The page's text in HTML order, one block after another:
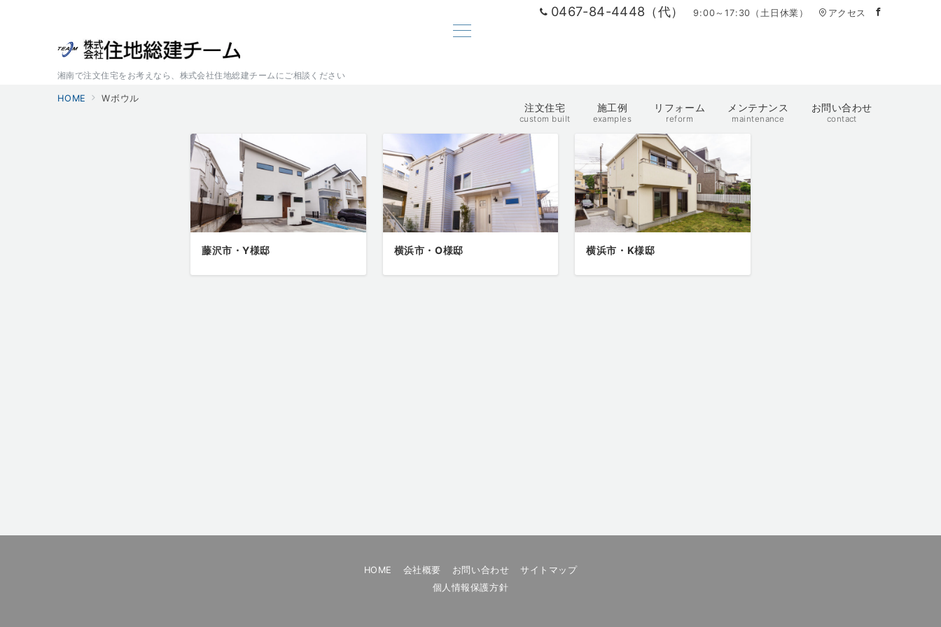
0467-84-4448（代） 9:00～17:30（土日休業） アクセス
湘南で注文住宅をお考えなら、株式会社住地総建チームにご相談ください
注文住宅
custom built
施工例
examples
リフォーム
reform
メンテナンス
maintenance
お問い合わせ
contact
HOME Wボウル
藤沢市・Y様邸 横浜市・O様邸 横浜市・K様邸
HOME 会社概要 お問い合わせ
サイトマップ
個人情報保護方針